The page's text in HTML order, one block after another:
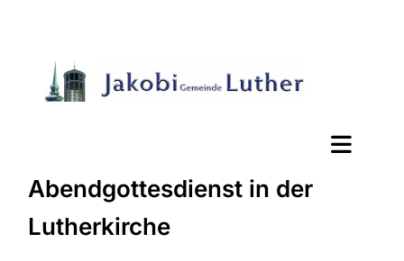
Abendgottesdienst in der
Lutherkirche